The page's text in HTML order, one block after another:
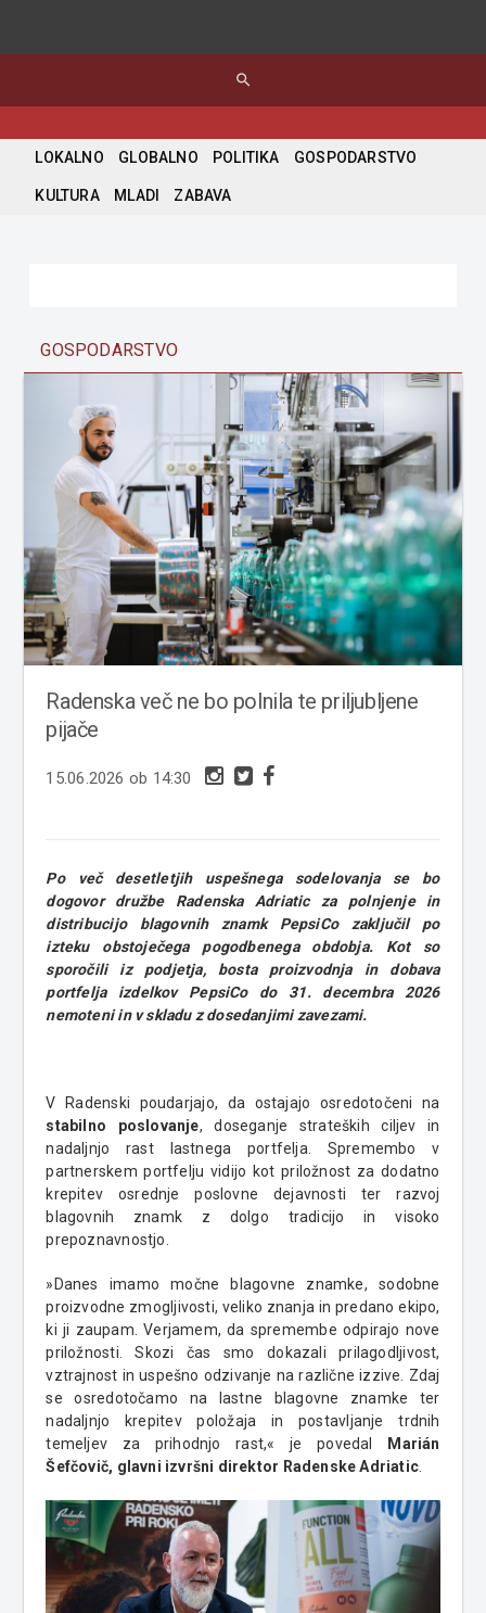
search
LOKALNO GLOBALNO POLITIKA GOSPODARSTVO
KULTURA MLADI ZABAVA
GOSPODARSTVO
Radenska več ne bo polnila te priljubljene
pijače
15.06.2026 ob 14:30
Po več desetletjih uspešnega sodelovanja se bo
dogovor družbe Radenska Adriatic za polnjenje in
distribucijo blagovnih znamk PepsiCo zaključil po
izteku obstoječega pogodbenega obdobja. Kot so
sporočili iz podjetja, bosta proizvodnja in dobava
portfelja izdelkov PepsiCo do 31. decembra 2026
nemoteni in v skladu z dosedanjimi zavezami.
V Radenski poudarjajo, da ostajajo osredotočeni na
stabilno poslovanje, doseganje strateških ciljev in
nadaljnjo rast lastnega portfelja. Spremembo v
partnerskem portfelju vidijo kot priložnost za dodatno
krepitev osrednje poslovne dejavnosti ter razvoj
blagovnih znamk z dolgo tradicijo in visoko
prepoznavnostjo.
»Danes imamo močne blagovne znamke, sodobne
proizvodne zmogljivosti, veliko znanja in predano ekipo,
ki ji zaupam. Verjamem, da spremembe odpirajo nove
priložnosti. Skozi čas smo dokazali prilagodljivost,
vztrajnost in uspešno odzivanje na različne izzive. Zdaj
se osredotočamo na lastne blagovne znamke ter
nadaljnjo krepitev položaja in postavljanje trdnih
temeljev za prihodnjo rast,« je povedal
Marián
Šefčovič, glavni izvršni direktor Radenske Adriatic